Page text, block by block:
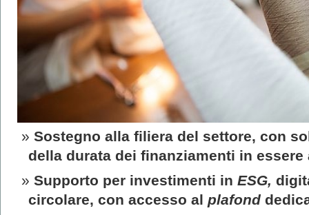
Sostegno alla filiera del settore, con
della durata dei finanziamenti in
Supporto per investimenti in ESG,
circolare, con accesso al plafond